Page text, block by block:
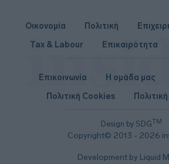
Οικονομία Πολιτική
Tax & Labour
Επικαιρότητα
Design by SDGTM
Copyright© 2013 - 2026
Επικοινωνία Η ομάδα μας
Πολιτική Cookies
Development by Liquid